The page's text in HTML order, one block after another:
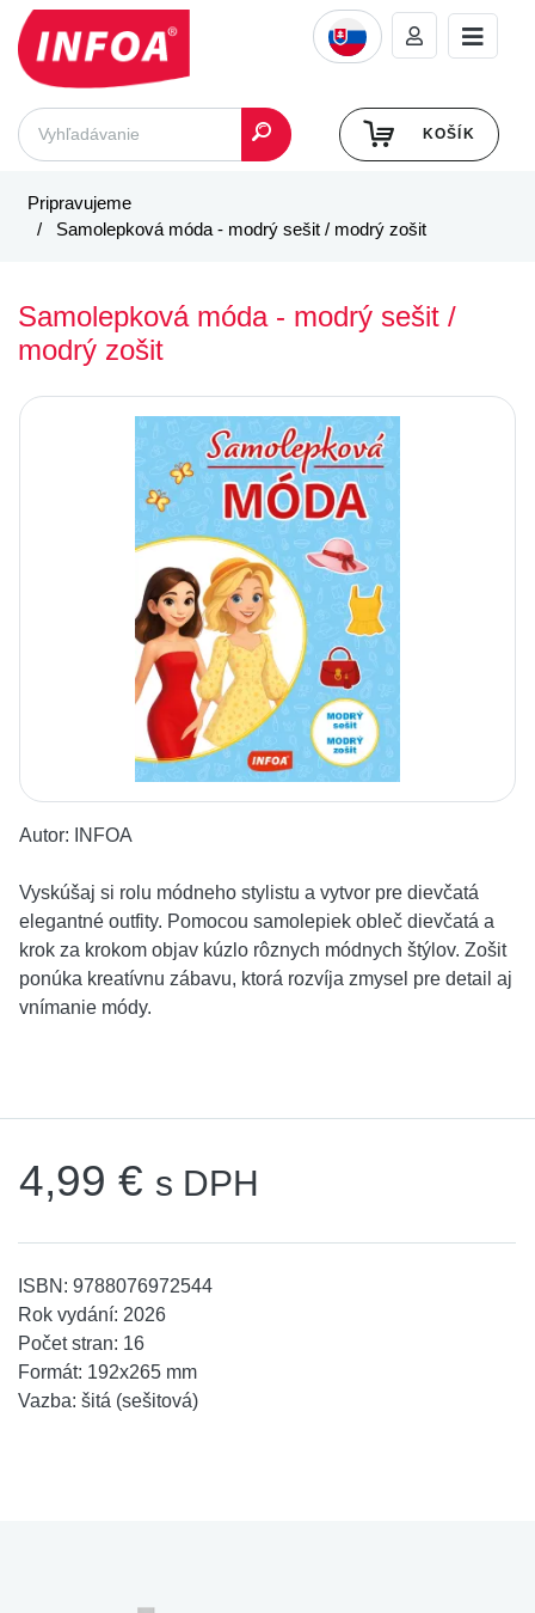
KOŠÍK
Pripravujeme
Samolepková móda - modrý sešit / modrý zošit
Samolepková móda - modrý sešit /
modrý zošit
Autor: INFOA
Vyskúšaj si rolu módneho stylistu a vytvor pre dievčatá
elegantné outfity. Pomocou samolepiek obleč dievčatá a
krok za krokom objav kúzlo rôznych módnych štýlov. Zošit
ponúka kreatívnu zábavu, ktorá rozvíja zmysel pre detail aj
vnímanie módy.
4,99 € s DPH
ISBN: 9788076972544
Rok vydání: 2026
Počet stran: 16
Formát: 192x265 mm
Vazba: šitá (sešitová)